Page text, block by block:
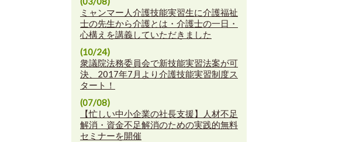
ミャンマー人介護技能実習生に介護福祉
士の先生から介護とは・介護士の一日・
心構えを講義していただきました
(10/24)
衆議院法務委員会で新技能実習法案が可
決、2017年7月より介護技能実習制度ス
タート！
(07/08)
【忙しい中小企業の社長支援】人材不足
解消・資金不足解消のための実践的無料
セミナーを開催